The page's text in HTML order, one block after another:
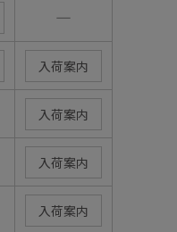
―
入荷案内
入荷案内
入荷案内
入荷案内